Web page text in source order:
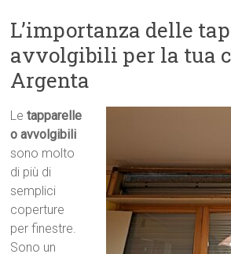
L’importanza delle
avvolgibili per la tua
Argenta
Letapparelle
o avvolgibili
sono molto
di più di
semplici
coperture
per finestre.
Sono un